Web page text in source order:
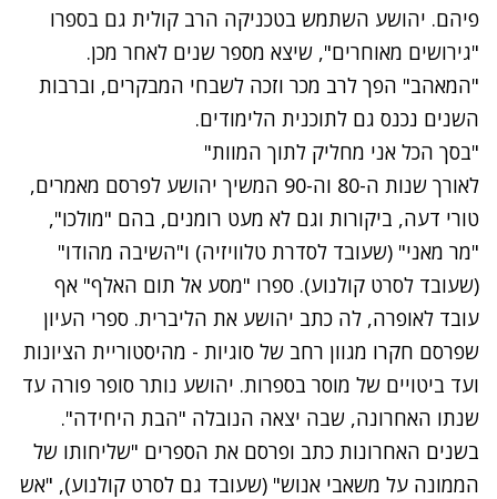
פיהם. יהושע השתמש בטכניקה הרב קולית גם בספרו
"גירושים מאוחרים", שיצא מספר שנים לאחר מכן.
"המאהב" הפך לרב מכר וזכה לשבחי המבקרים, וברבות
השנים נכנס גם לתוכנית הלימודים.
"בסך הכל אני מחליק לתוך המוות"
לאורך שנות ה-80 וה-90 המשיך יהושע לפרסם מאמרים,
טורי דעה, ביקורות וגם לא מעט רומנים, בהם "מולכו",
"מר מאני" (שעובד לסדרת טלוויזיה) ו"השיבה מהודו"
(שעובד לסרט קולנוע). ספרו "מסע אל תום האלף" אף
עובד לאופרה, לה כתב יהושע את הליברית. ספרי העיון
שפרסם חקרו מגוון רחב של סוגיות - מהיסטוריית הציונות
ועד ביטויים של מוסר בספרות. יהושע נותר סופר פורה עד
שנתו האחרונה, שבה יצאה הנובלה "הבת היחידה".
בשנים האחרונות כתב ופרסם את הספרים "שליחותו של
הממונה על משאבי אנוש" (שעובד גם לסרט קולנוע), "אש